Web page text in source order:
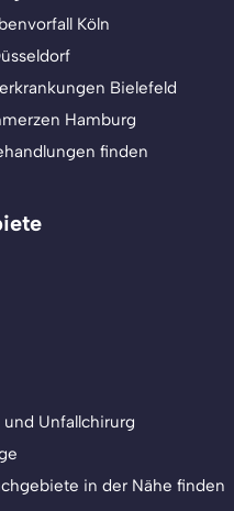
Köln
Bielefeld
Hamburg
finden
Unfallchirurg
in der Nähe finden